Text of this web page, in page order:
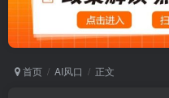
首页 AI风口 正文